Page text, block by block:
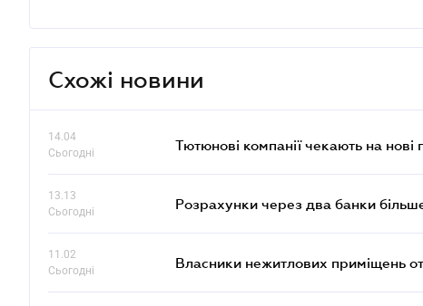
Схожі новини
14.04
Сьогодні
Тютюнові компанії чекають на
13.13
Сьогодні
Розрахунки через два банки
11.02
Сьогодні
Власники нежитлових приміщень